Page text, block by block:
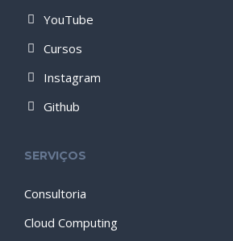
YouTube
Cursos
Instagram
Github
SERVIÇOS
Consultoria
Cloud Computing